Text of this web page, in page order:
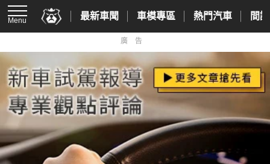
Menu 最新車聞 車模專區 熱門汽車 間
廣告